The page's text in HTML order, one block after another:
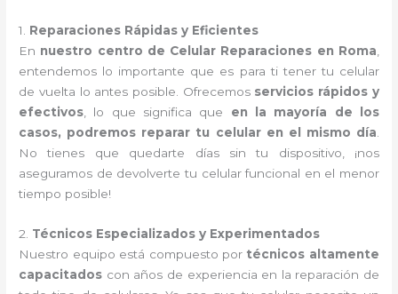
1. Reparaciones Rápidas y Eficientes
En nuestro centro de Celular Reparaciones en Roma
entendemos lo importante que es para ti tener tu celular
de vuelta lo antes posible. Ofrecemos servicios rápidos y
efectivos , lo que significa que en la mayoría de los
casos, podremos reparar tu celular en el mismo día
No tienes que quedarte días sin tu dispositivo, ¡nos
aseguramos de devolverte tu celular funcional en el menor
tiempo posible!
2. Técnicos Especializados y Experimentados
Nuestro equipo está compuesto por técnicos altamente
capacitados con años de experiencia en la reparación de